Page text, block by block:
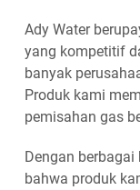
Ady Water
yang kompetitif
banyak
Produk kami
pemisahan gas
Dengan
bahwa produk